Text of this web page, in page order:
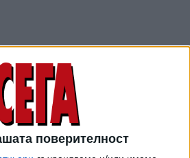
поверителност
от сцената заради тежко